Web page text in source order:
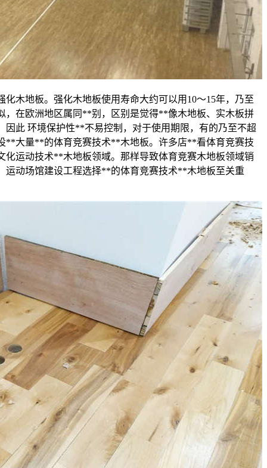
木地板。强化木地板使用寿命大约可以用10～15年，乃至
，在欧洲地区属同**别，区别是觉得**像木地板、实木板拼
因此 环境保护性**不易控制，对于使用期限，有的乃至不超
**大量**的体育竞赛技术**木地板。许多店**看体育竞赛技
运动技术**木地板领域。那样导致体育竞赛木地板领域销
运动场馆建设工程选择**的体育竞赛技术**木地板至关重